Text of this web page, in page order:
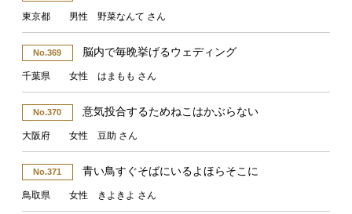
東京都 男性 野菜なんて さん
No.369 脳内で毎晩挙げるウェディング
千葉県 女性 はまもも さん
No.370 意気投合するためねこはかぶらない
大阪府 女性 豆助 さん
No.371 青い鳥すぐそばにいるよほらそこに
鳥取県 女性 きよきよ さん